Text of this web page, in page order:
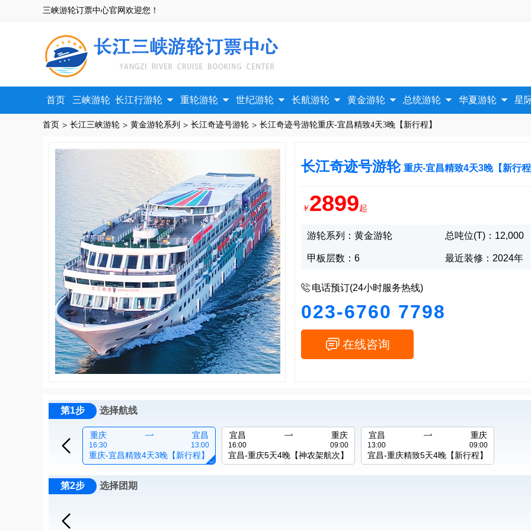
三峡游轮订票中心官网欢迎您！
首页 三峡游轮 长江行游轮  重轮游轮  世纪游轮  长航游轮  黄金游轮  总统游轮  华夏游轮  星
首页 > 长江三峡游轮 > 黄金游轮系列 > 长江奇迹号游轮 > 长江奇迹号游轮重庆-宜昌精致4天3晚【新行程】
长江奇迹号游轮 重庆-宜昌精致4天3晚【新行
￥2899起
游轮系列：黄金游轮 总吨位(T)：12,000
甲板层数：6 最近装修：2024年
 电话预订(24小时服务热线)
023-6760 7798
 在线咨询
第1步 选择航线

重庆
16:30
 宜昌
13:00
重庆-宜昌精致4天3晚【新行程】 
宜昌
16:00
 重庆
09:00
宜昌-重庆5天4晚【神农架航次】
宜昌
13:00
 重庆
09:00
宜昌-重庆精致5天4晚【新行程】
第2步 选择团期
